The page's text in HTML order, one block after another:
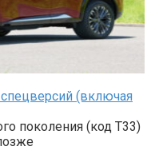
спецверсий (включая
поколения (код T33)